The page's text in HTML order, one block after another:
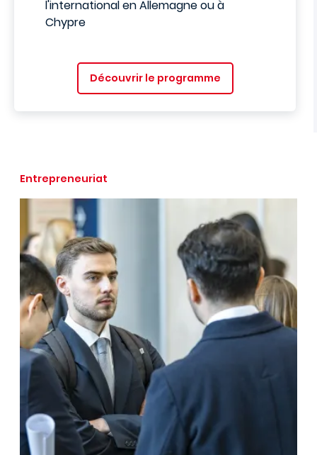
l'international en Allemagne ou à
Chypre
Découvrir le programme
Entrepreneuriat